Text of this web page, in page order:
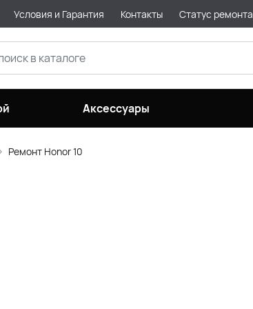
Условия и Гарантия Контакты Статус ремонта
Аксессуары
Ремонт Honor 10